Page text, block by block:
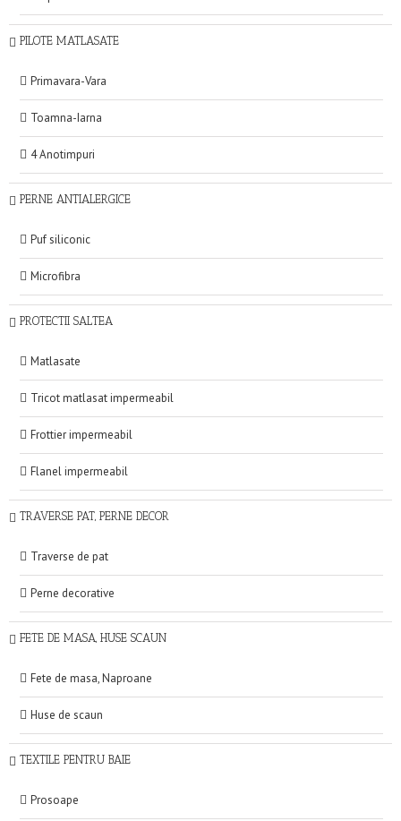
PILOTE MATLASATE
Primavara-Vara
Toamna-Iarna
4 Anotimpuri
PERNE ANTIALERGICE
Puf siliconic
Microfibra
PROTECTII SALTEA
Matlasate
Tricot matlasat impermeabil
Frottier impermeabil
Flanel impermeabil
TRAVERSE PAT, PERNE DECOR
Traverse de pat
Perne decorative
FETE DE MASA, HUSE SCAUN
Fete de masa, Naproane
Huse de scaun
TEXTILE PENTRU BAIE
Prosoape